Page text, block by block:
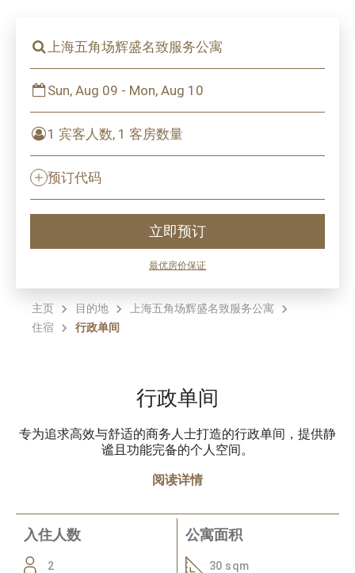
上海五角场辉盛名致服务公寓
Sun, Aug 09 - Mon, Aug 10
1 宾客人数, 1 客房数量
预订代码
立即预订
最优房价保证
主页 目的地
上海五角场辉盛名致服务公寓
住宿
行政单间
行政单间
专为追求高效与舒适的商务人士打造的行政单间，提供静
谧且功能完备的个人空间。
阅读详情
入住人数
2
公寓面积
30 sqm